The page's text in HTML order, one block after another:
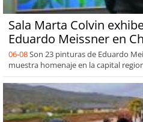
Sala Marta Colvin
Eduardo Meissner en
06-08Son 23 pinturas de Eduardo
muestra homenaje en la capital